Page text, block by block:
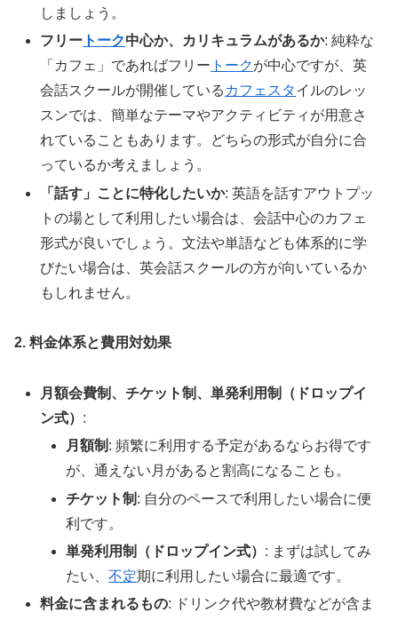
しましょう。
フリー トーク中心か、カリキュラムがあるか: 純粋な
「カフェ」であればフリー トークが中心ですが、英
会話スクールが開催している カフェスタイルのレッ
スンでは、簡単なテーマやアクティビティが用意さ
れていることもあります。どちらの形式が自分に合
っているか考えましょう。
「話す」ことに特化したいか: 英語を話すアウトプッ
トの場として利用したい場合は、会話中心のカフェ
形式が良いでしょう。文法や単語なども体系的に学
びたい場合は、英会話スクールの方が向いているか
もしれません。
2. 料金体系と費用対効果
月額会費制、チケット制、単発利用制（ドロップイ
ン式） :
月額制 : 頻繁に利用する予定があるならお得です
が、通えない月があると割高になることも。
チケット制 : 自分のペースで利用したい場合に便
利です。
単発利用制（ドロップイン式） : まずは試してみ
たい、不定期に利用したい場合に最適です。
料金に含まれるもの: ドリンク代や教材費などが含ま